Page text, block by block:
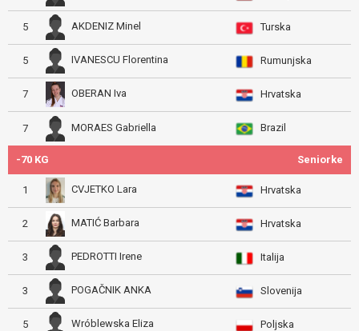
5 AKDENIZ Minel Turska
5 IVANESCU Florentina Rumunjska
7 OBERAN Iva Hrvatska
7 MORAES Gabriella Brazil
-70 KG Seniorke
1 CVJETKO Lara Hrvatska
2 MATIĆ Barbara Hrvatska
3 PEDROTTI Irene Italija
3 POGAČNIK ANKA Slovenija
5 Wróblewska Eliza Poljska